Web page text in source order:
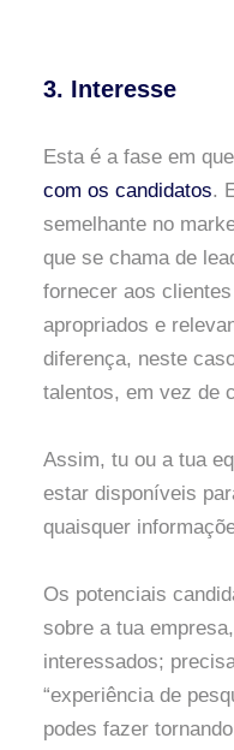
3. Interesse
Esta é a fase em
com os candidatos.
semelhante no
que se chama de
fornecer aos
apropriados e
diferença, neste
talentos, em vez de
Assim, tu ou a tua
estar disponíveis
quaisquer
Os potenciais
sobre a tua
interessados;
“experiência de
podes fazer